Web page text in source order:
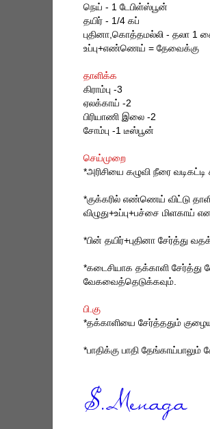
நெய் - 1 டேபிள்ஸ்பூன்
தயிர் - 1/4 கப்
புதினா,கொத்தமல்லி - தலா 1
உப்பு+எண்ணெய் = தேவைக்கு
தாளிக்க
கிராம்பு -3
ஏலக்காய் -2
பிரியாணி இலை -2
சோம்பு -1 டீஸ்பூன்
செய்முறை
*அரிசியை கழுவி நீரை
*குக்கரில் எண்ணெய் விட்டு
விழுது+உப்பு+பச்சை
*பின் தயிர்+புதினா சேர்த்து
*கடைசியாக தக்காளி சேர்த்து
வேகவைத்தெடுக்கவும்.
பி.கு
*தக்காளியை சேர்த்ததும்
*பாதிக்கு பாதி தேங்காய்பாலும்